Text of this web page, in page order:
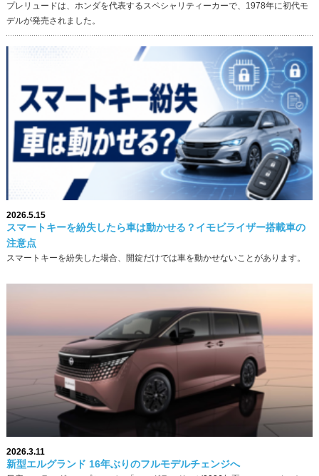
プレリュードは、ホンダを代表するスペシャリティーカーで、1978年に初代モ
デルが発売されました。
2026.5.15
スマートキーを紛失したら車は動かせる？イモビライザー搭載車の
注意点
スマートキーを紛失した場合、開錠だけでは車を動かせないことがあります。
2026.3.11
新型エルグランド 16年ぶりのフルモデルチェンジへ